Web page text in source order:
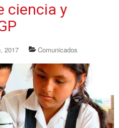
ciencia y
2017 Comunicados